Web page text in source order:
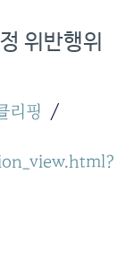
위반행위
리핑